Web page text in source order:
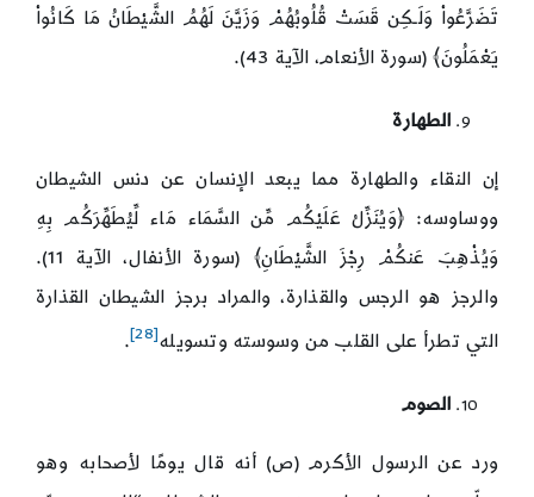
تَضَرَّعُواْ وَلَـكِن قَسَتْ قُلُوبُهُمْ وَزَيَّنَ لَهُمُ الشَّيْطَانُ مَا كَانُواْ
يَعْمَلُونَ﴾ (سورة الأنعام، الآية 43).
الطهارة
إن النقاء والطهارة مما يبعد الإنسان عن دنس الشيطان
ووساوسه: ﴿وَيُنَزِّلُ عَلَيْكُم مِّن السَّمَاء مَاء لِّيُطَهِّرَكُم بِهِ
وَيُذْهِبَ عَنكُمْ رِجْزَ الشَّيْطَانِ﴾ (سورة الأنفال، الآية 11).
والرجز هو الرجس والقذارة، والمراد برجز الشيطان القذارة
التي تطرأ على القلب من وسوسته وتسويله[28]
.
الصوم
ورد عن الرسول الأكرم (ص) أنه قال يومًا لأصحابه وهو